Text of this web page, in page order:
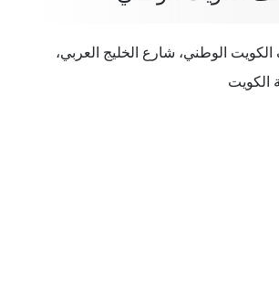
الوطني، شارع الخليج العربي،
الكويت